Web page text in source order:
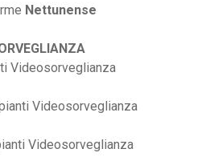
Nettunense
Videosorveglianza
Videosorveglianza
Videosorveglianza